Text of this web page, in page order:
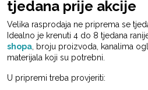
tjedana prije akcije
Velika rasprodaja ne priprema se
Idealno je krenuti 4 do 8 tjedana
shopa , broju proizvoda, kanalima
materijala koji su potrebni.
U pripremi treba provjeriti: